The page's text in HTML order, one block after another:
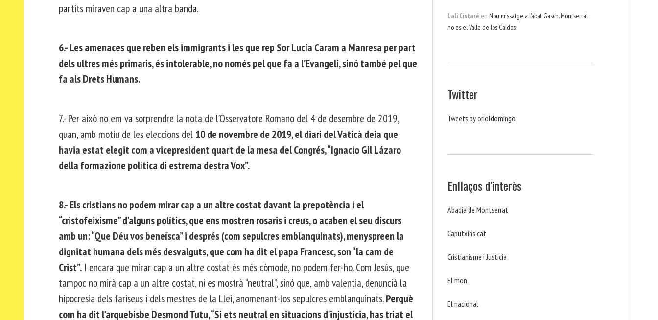
partits miraven cap a una altra banda.
6.- Les amenaces que reben els immigrants i les que rep Sor Lucía Caram a Manresa per part
dels ultres més primaris, és intolerable, no només pel que fa a l’Evangeli, sinó també pel que
fa als Drets Humans.
7.- Per això no em va sorprendre la nota de l’Osservatore Romano del 4 de desembre de 2019,
quan, amb motiu de les eleccions del 10 de novembre de 2019, el diari del Vaticà deia que
havia estat elegit com a vicepresident quart de la mesa del Congrés, “Ignacio Gil Lázaro
della formazione política di estrema destra Vox”.
8.- Els cristians no podem mirar cap a un altre costat davant la prepotència i el
“cristofeixisme” d’alguns polítics, que ens mostren rosaris i creus, o acaben el seu discurs
amb un: “Que Déu vos beneïsca” i després (com sepulcres emblanquinats), menyspreen la
dignitat humana dels més desvalguts, que com ha dit el papa Francesc, son “la carn de
Crist”. I encara que mirar cap a un altre costat és més còmode, no podem fer-ho. Com Jesús, que
tampoc no mirà cap a un altre costat, ni es mostrà “neutral”, sinó que, amb valentia, denuncià la
hipocresia dels fariseus i dels mestres de la Llei, anomenant-los sepulcres emblanquinats.Perquè
com ha dit l’arquebisbe Desmond Tutu, “Si ets neutral en situacions d’injustícia, has triat el
Lali Cistaré en Nou missatge a l’abat Gasch. Montserrat
no es el Valle de los Caidos
Twitter
Tweets by orioldomingo
Enllaços d’interès
Abadia de Montserrat
Caputxins.cat
Cristianisme i Justicia
El mon
El nacional